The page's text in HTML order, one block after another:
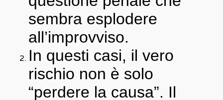
sembra esplodere
all’improvviso.
In questi casi, il vero
rischio non è solo
“perdere la causa”. Il